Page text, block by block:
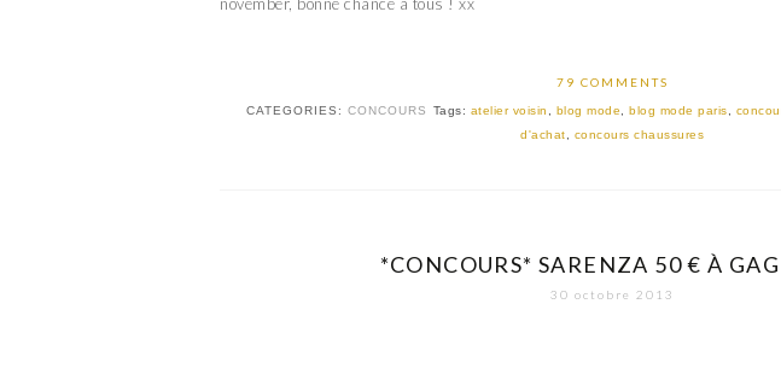
november, bonne chance à tous ! xx
79 COMMENTS
CATEGORIES: CONCOURS Tags: atelier voisin , blog mode,blog mode paris,
d'achat, concours chaussures
*CONCOURS* SARENZA 50 € À
30 octobre 2013